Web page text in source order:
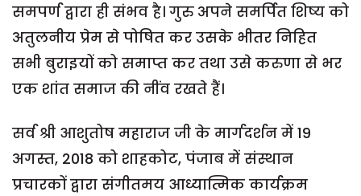
समपर्ण द्वारा ही संभव है। गुरु अपने समर्पित शिष्य को
अतुलनीय प्रेम से पोषित कर उसके भीतर निहित
सभी बुराइयों को समाप्त कर तथा उसे करुणा से भर
एक शांत समाज की नींव रखते हैं।
सर्व श्री आशुतोष महाराज जी के मार्गदर्शन में 19
अगस्त, 2018 को शाहकोट, पंजाब में संस्थान
प्रचारकों द्वारा संगीतमय आध्यात्मिक कार्यक्रम